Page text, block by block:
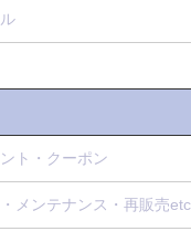
ト・クーポン
メンテナンス・再販売etc